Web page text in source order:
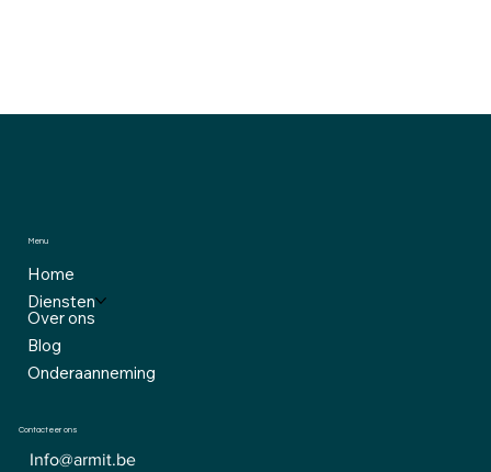
Menu
Home
Diensten
Over ons
Blog
Onderaanneming
Contacteer ons
Info@armit.be